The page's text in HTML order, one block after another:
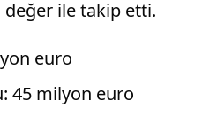
değer ile takip etti.
euro
45 milyon euro